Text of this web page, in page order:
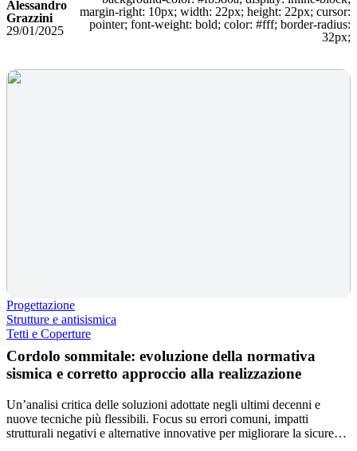
Alessandro
Grazzini
29/01/2025
margin-right: 10px; width: 22px; height: 22px; cursor:
pointer; font-weight: bold; color: #fff; border-radius:
32px;
Progettazione
Strutture e antisismica
Tetti e Coperture
Cordolo sommitale: evoluzione della normativa
sismica e corretto approccio alla realizzazione
Un’analisi critica delle soluzioni adottate negli ultimi decenni e
nuove tecniche più flessibili. Focus su errori comuni, impatti
strutturali negativi e alternative innovative per migliorare la sicure…